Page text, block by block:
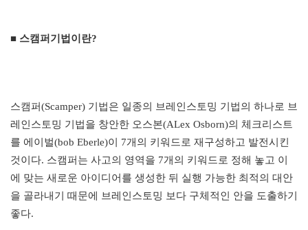
■ 스캠퍼기법이란?
스캠퍼(Scamper) 기법은 일종의 브레인스토밍 기법의 하나로 브
레인스토밍 기법을 창안한 오스본(ALex Osborn)의 체크리스트
를 에이벌(bob Eberle)이 7개의 키워드로 재구성하고 발전시킨
것이다. 스캠퍼는 사고의 영역을 7개의 키워드로 정해 놓고 이
에 맞는 새로운 아이디어를 생성한 뒤 실행 가능한 최적의 대안
을 골라내기 때문에 브레인스토밍 보다 구체적인 안을 도출하기
좋다.